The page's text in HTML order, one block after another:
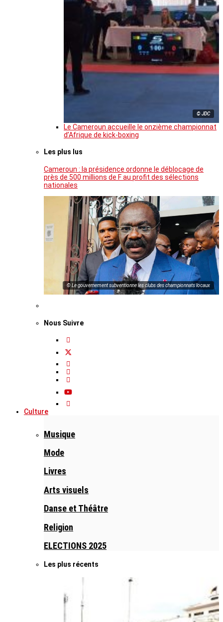
© JDC
Le Cameroun accueille le onzième championnat
d’Afrique de kick-boxing
Les plus lus
Cameroun : la présidence ordonne le déblocage de
près de 500 millions de F au profit des sélections
nationales
© Le gouvernement subventionne les clubs des championnats locaux
Nous Suivre
Culture
Musique
Mode
Livres
Arts visuels
Danse et Théâtre
Religion
ELECTIONS 2025
Les plus récents